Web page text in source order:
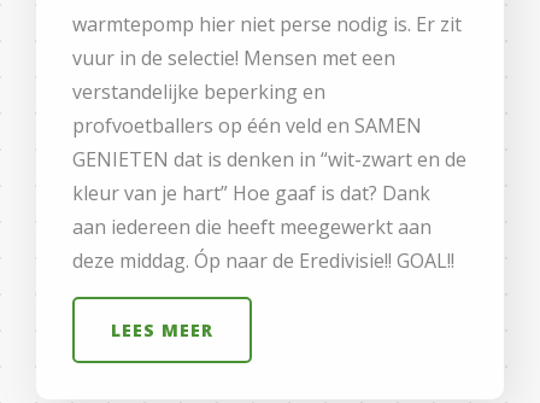
warmtepomp hier niet perse nodig is. Er zit
vuur in de selectie! Mensen met een
verstandelijke beperking en
profvoetballers op één veld en SAMEN
GENIETEN dat is denken in “wit-zwart en de
kleur van je hart” Hoe gaaf is dat? Dank
aan iedereen die heeft meegewerkt aan
deze middag. Óp naar de Eredivisie!! GOAL!!
LEES MEER